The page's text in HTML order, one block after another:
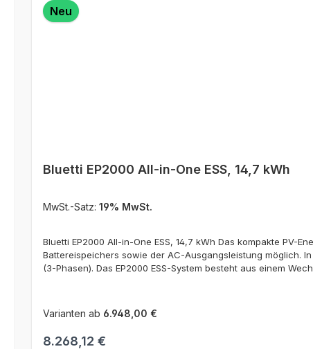
Neu
Bluetti EP2000 All-in-One ESS, 14,7 kWh
MwSt.-Satz: 19% MwSt.
Bluetti EP2000 All-in-One ESS, 14,7 kWh Das kompakte PV-
Battereispeichers sowie der AC-Ausgangsleistung möglich.
(3-Phasen). Das EP2000 ESS-System besteht aus einem
von 30 kWp PV-Leistung am EP2000 möglich. Über den
überwacht werden. Der EMS Controller ermöglicht die
Varianten ab 6.948,00 €
Regulärer Preis:
8.268,12 €